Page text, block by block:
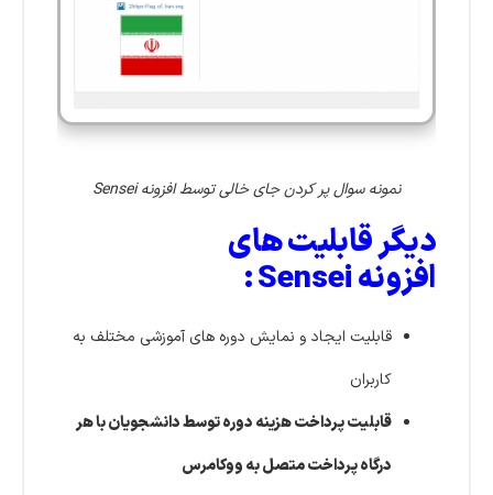
نمونه سوال پر کردن جای خالی توسط افزونه Sensei
دیگر قابلیت های
افزونه Sensei :
قابلیت ایجاد و نمایش دوره های آموزشی مختلف به
کاربران
قابلیت پرداخت هزینه دوره توسط دانشجویان با هر
درگاه پرداخت متصل به ووکامرس